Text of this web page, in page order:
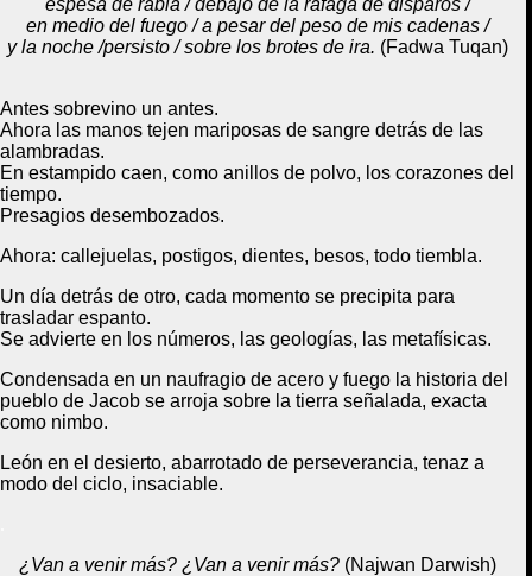
en medio del fuego / a pesar del peso de mis cadenas /
y la noche /persisto / sobre los brotes de ira. (Fadwa Tuqan)
Antes sobrevino un antes.
Ahora las manos tejen mariposas de sangre detrás de las
alambradas.
En estampido caen, como anillos de polvo, los corazones del
tiempo.
Presagios desembozados.
Ahora: callejuelas, postigos, dientes, besos, todo tiembla.
Un día detrás de otro, cada momento se precipita para
trasladar espanto.
Se advierte en los números, las geologías, las metafísicas.
Condensada en un naufragio de acero y fuego la historia del
pueblo de Jacob se arroja sobre la tierra señalada, exacta
como nimbo.
León en el desierto, abarrotado de perseverancia, tenaz a
modo del ciclo, insaciable.
¿Van a venir más? ¿Van a venir más? (Najwan Darwish)